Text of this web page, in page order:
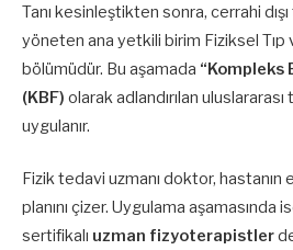
Tanı kesinleştikten sonra, cerrahi
yöneten ana yetkili birim Fiziksel Tıp
bölümüdür. Bu aşamada “Kompleks
(KBF) olarak adlandırılan
uygulanır.
Fizik tedavi uzmanı doktor,
planını çizer. Uygulama
sertifikalı uzman fizyoterapistler